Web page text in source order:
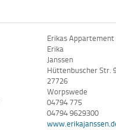
Erikas Appartement
Erika
Janssen
Hüttenbuscher Str.
27726
Worpswede
04794 775
04794 9629300